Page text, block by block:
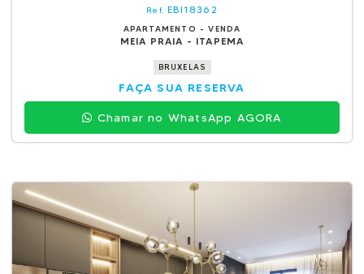
Ref. EBI18362
APARTAMENTO - VENDA
MEIA PRAIA - ITAPEMA
BRUXELAS
FAÇA SUA RESERVA
Chamar no WhatsApp AGORA